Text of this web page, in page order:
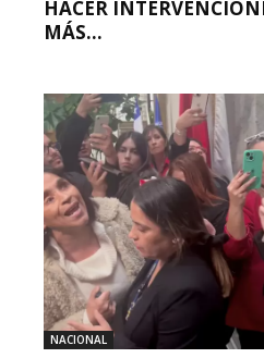
HACER
MÁS...
NACIONAL